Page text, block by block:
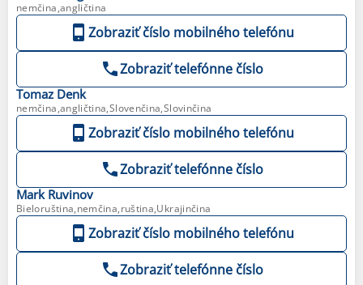
nemčina,angličtina
Zobraziť číslo mobilného telefónu
Zobraziť telefónne číslo
Tomaz Denk
nemčina,angličtina,Slovenčina,Slovinčina
Zobraziť číslo mobilného telefónu
Zobraziť telefónne číslo
Mark Ruvinov
Bieloruština,nemčina,ruština,Ukrajinčina
Zobraziť číslo mobilného telefónu
Zobraziť telefónne číslo